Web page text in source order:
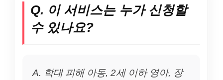
Q. 이 서비스는 누가 신청할
수 있나요?
A. 학대 피해 아동, 2세 이하 영아, 장